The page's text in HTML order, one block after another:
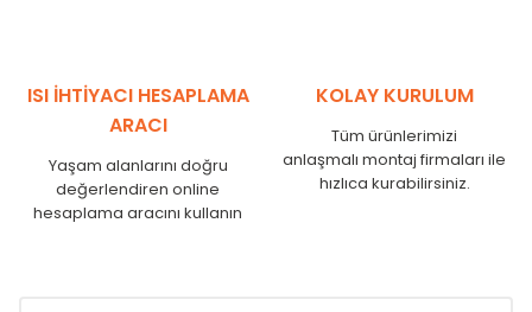
ISI İHTİYACI HESAPLAMA
ARACI
Yaşam alanlarını doğru
değerlendiren online
hesaplama aracını kullanın
KOLAY KURULUM
Tüm ürünlerimizi
anlaşmalı montaj firmaları ile
hızlıca kurabilirsiniz.